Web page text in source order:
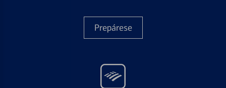
Prepárese